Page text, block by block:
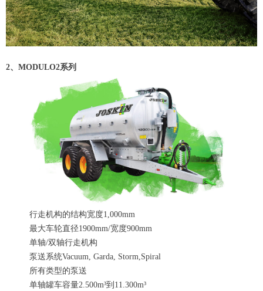
2、MODULO2系列
行走机构的结构宽度1,000mm
最大车轮直径1900mm/宽度900mm
单轴/双轴行走机构
泵送系统Vacuum, Garda, Storm,Spiral
所有类型的泵送
单轴罐车容量2.500m³到11.300m³